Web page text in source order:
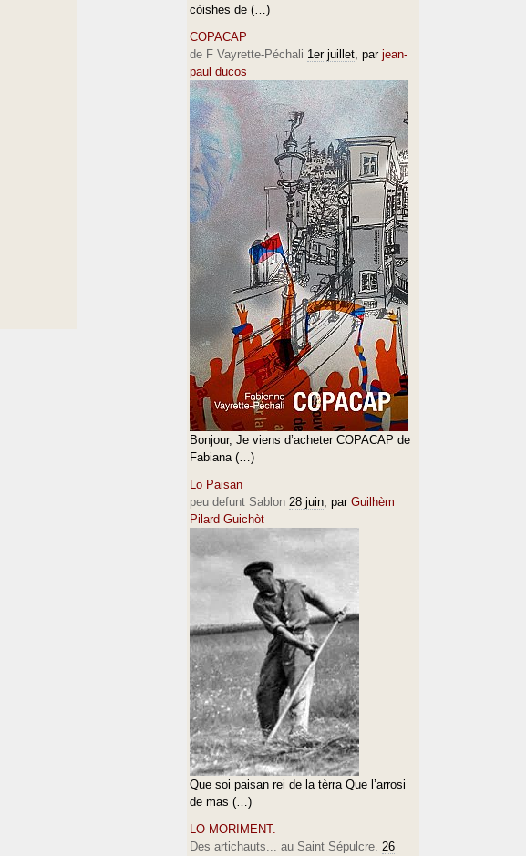
còishes de (…)
COPACAP
de F Vayrette-Péchali 1er juillet, par jean-
paul ducos
Bonjour, Je viens d’acheter COPACAP de
Fabiana (…)
Lo Paisan
peu defunt Sablon 28 juin, par Guilhèm
Pilard Guichòt
Que soi paisan rei de la tèrra Que l’arrosi
de mas (…)
LO MORIMENT.
Des artichauts... au Saint Sépulcre. 26